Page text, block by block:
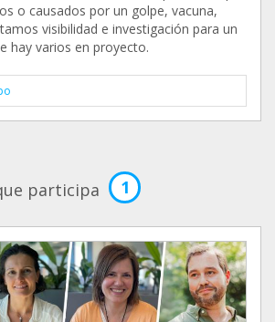
o causados por un golpe, vacuna,
visibilidad e investigación para un
hay varios en proyecto.
participa 1